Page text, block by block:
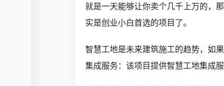
就是一天能够让你卖个几千上万的，
实是创业小白首选的项目了。
智慧工地是未来建筑施工的趋势，如
集成服务：该项目提供智慧工地集成